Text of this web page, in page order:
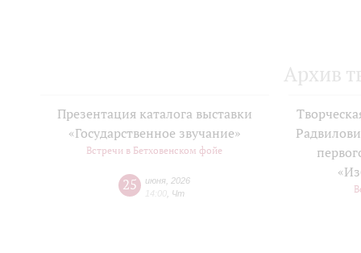
Архив
Презентация каталога выставки
«Государственное звучание»
Встречи в Бетховенском фойе
25 июня 2026
Чт